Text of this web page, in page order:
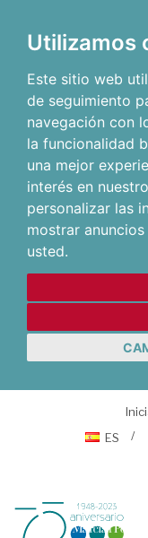
Utilizamos
Este sitio web
de seguimiento
navegación con
la funcionalidad
una mejor
interés en
personalizar las
mostrar
usted.
ES